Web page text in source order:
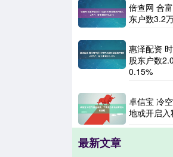
倍查网 合
东户数3.2
惠泽配资
股东户数
0.15%
卓信宝 冷
地或开启入
最新文章